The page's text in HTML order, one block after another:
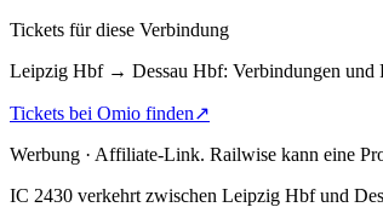
Tickets für diese Verbindung
Leipzig Hbf → Dessau Hbf: Verbindungen und
Tickets bei Omio finden↗
Werbung · Affiliate-Link. Railwise kann eine
IC 2430 verkehrt zwischen Leipzig Hbf und